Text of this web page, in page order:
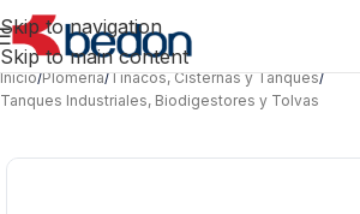
Skip to navigation
Skip to main content
Inicio/Plomería/Tinacos, Cisternas y Tanques/
Tanques Industriales, Biodigestores y Tolvas